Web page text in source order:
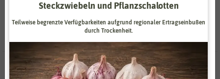
2 Ergebnissegefunden in Ysopsamen
Essenziell Statistik
Zahlungsdienstleister Marketing
Externe Medien Funktional
Weitere Einstellungen
Steckzwiebeln und Pflanzschalotten
Teilweise begrenzte Verfügbarkeiten aufgrund regionaler Ertragseinbußen
durch Trockenheit.